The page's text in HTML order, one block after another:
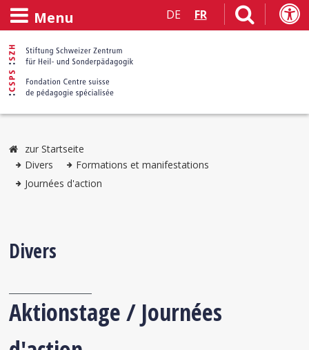
Menu DE FR
zur Startseite
Divers
Formations et manifestations
Journées d'action
Divers
Aktionstage / Journées